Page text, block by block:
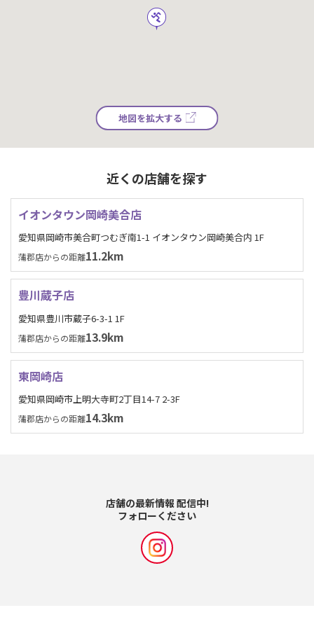
地図を拡大する
近くの店舗を探す
イオンタウン岡崎美合店
愛知県岡崎市美合町つむぎ南1-1 イオンタウン岡崎美合内 1F
蒲郡店からの距離11.2km
豊川蔵子店
愛知県豊川市蔵子6-3-1 1F
蒲郡店からの距離13.9km
東岡崎店
愛知県岡崎市上明大寺町2丁目14-7 2-3F
蒲郡店からの距離14.3km
店舗の最新情報 配信中!
フォローください